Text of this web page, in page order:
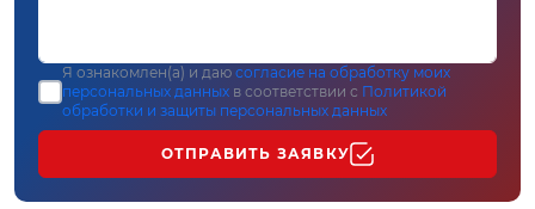
Я ознакомлен(а) и даю согласие на обработку моих
персональных данных в соответствии с Политикой
обработки и защиты персональных данных
ОТПРАВИТЬ ЗАЯВКУ